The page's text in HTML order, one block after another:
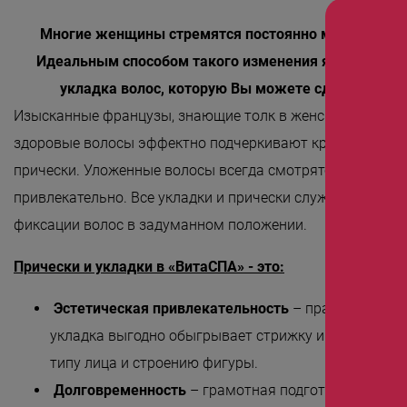
Многие женщины стремятся постоянно менять
Идеальным способом такого изменения является
укладка волос, которую Вы можете сделать в
Изысканные французы, знающие толк в женской красоте,
здоровые волосы эффектно подчеркивают красивые
прически. Уложенные волосы всегда смотрятся стильно и
привлекательно. Все укладки и прически служат прочной
фиксации волос в задуманном положении.
Прически и укладки в «ВитаСПА» - это:
Эстетическая привлекательность – правильно
укладка выгодно обыгрывает стрижку и идеально
типу лица и строению фигуры.
Долговременность – грамотная подготовка волос
«Леди Совершенство»
«Коруги»
«Секрет Красоты»
«Only for Men»
«Mirific»
«Здоровая спина»
«Гранатовая